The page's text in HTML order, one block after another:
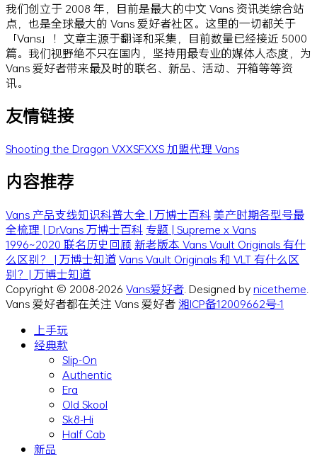
我们创立于 2008 年，目前是最大的中文 Vans 资讯类综合站
点，也是全球最大的 Vans 爱好者社区。这里的一切都关于
「Vans」！文章主源于翻译和采集，目前数量已经接近 5000
篇。我们视野绝不只在国内，坚持用最专业的媒体人态度，为
Vans 爱好者带来最及时的联名、新品、活动、开箱等等资
讯。
友情链接
Shooting the Dragon VXXSFXXS加盟代理 Vans
内容推荐
Vans 产品支线知识科普大全 | 万博士百科美产时期各型号最
全梳理 | Dr.Vans 万博士百科 专题 | Supreme x Vans
1996~2020 联名历史回顾 新老版本 Vans Vault Originals 有什
么区别？ | 万博士知道Vans Vault Originals 和 VLT 有什么区
别？| 万博士知道
Copyright © 2008-2026 Vans爱好者 . Designed bynicetheme
Vans 爱好者都在关注 Vans 爱好者湘ICP备12009662号-1
上手玩
经典款
Slip-On
Authentic
Era
Old Skool
Sk8-Hi
Half Cab
新品